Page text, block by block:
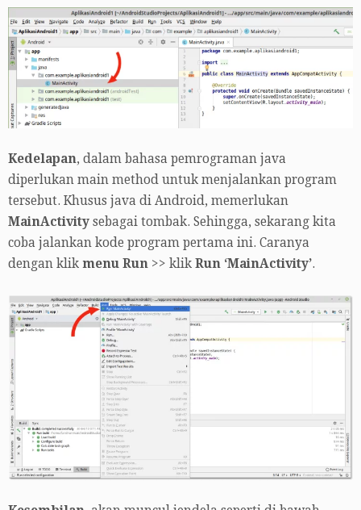
Kedelapan, dalam bahasa pemrograman java
diperlukan main method untuk menjalankan program
tersebut. Khusus java di Android, memerlukan
MainActivity sebagai tombak. Sehingga, sekarang kita
coba jalankan kode program pertama ini. Caranya
dengan klik menu Run >> klik Run ‘MainActivity’.